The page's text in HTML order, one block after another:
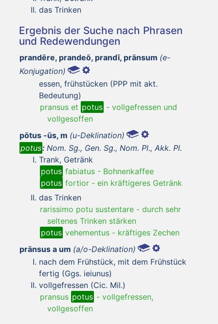
das Trinken
Ergebnis der Suche nach Phrasen
und Redewendungen
prandēre, prandeō, prandī, prānsum (e-
Konjugation)
essen, frühstücken (PPP mit akt.
Bedeutung)
pransus et potus - vollgefressen und
vollgesoffen
pōtus -ūs, m (u-Deklination)
potus: Nom. Sg., Gen. Sg., Nom. Pl., Akk. Pl.
Trank, Getränk
potus fabiatus - Bohnenkaffee
potus fortior - ein kräftigeres Getränk
das Trinken
rarissimo potu sustentare - durch sehr
seltenes Trinken stärken
potus vehementus - kräftiges Zechen
prānsus a um (a/o-Deklination)
nach dem Frühstück, mit dem Frühstück
fertig (Ggs. ieiunus)
vollgefressen (Cic. Mil.)
pransus potus - vollgefressen,
vollgesoffen